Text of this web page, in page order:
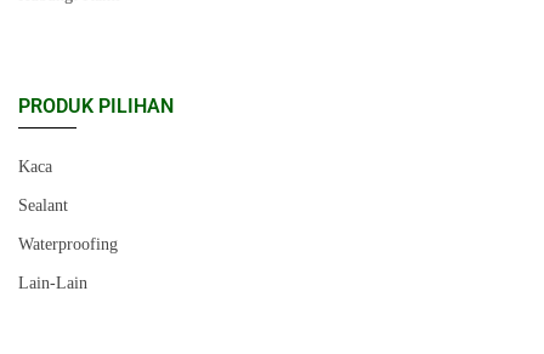
PRODUK PILIHAN
Kaca
Sealant
Waterproofing
Lain-Lain